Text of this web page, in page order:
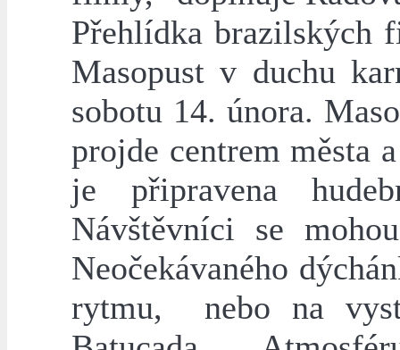
Přehlídka brazilských
Masopust v duchu
sobotu 14. února.
projde centrem města
je připravena
Návštěvníci se
Neočekávaného
rytmu, nebo na